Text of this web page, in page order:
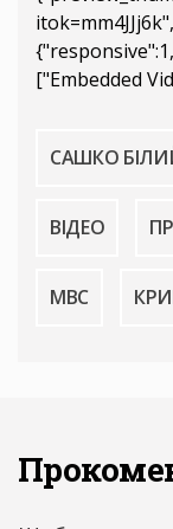
["Embedded
САШКО
ВІДЕО
МВС